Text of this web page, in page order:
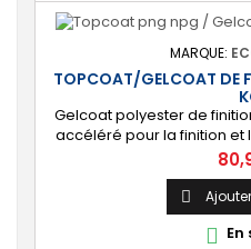
MARQUE:
TOPCOAT/GELCOAT DE
Gelcoat polyester de
accéléré pour la finition
bassins. [Finition] :
brillante qualité
stratification résine et
catalyseur PMEC 10 cl
Prix

 En